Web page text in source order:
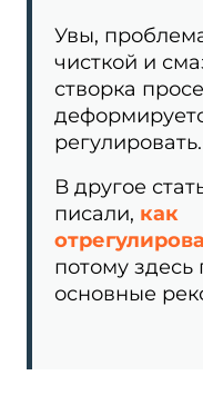
Увы,
чисткой и
створка
регулировать.
В другое
писали, как
потому
основные